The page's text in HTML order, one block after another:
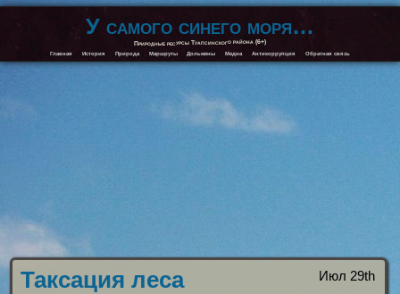
У самого синего моря…
Природные ресурсы Туапсинского района (6+)
Главная История Природа Маршруты Дольмены Медиа Антикоррупция Обратная связь
Июл 29th
Таксация леса